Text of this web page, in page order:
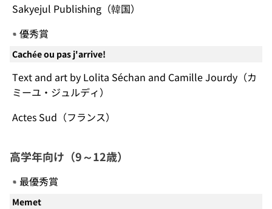
Sakyejul Publishing（韓国）
優秀賞
Cachée ou pas j'arrive!
Text and art by Lolita Séchan and Camille Jourdy（カ
ミーユ・ジュルディ）
Actes Sud（フランス）
高学年向け（9～12歳）
最優秀賞
Memet